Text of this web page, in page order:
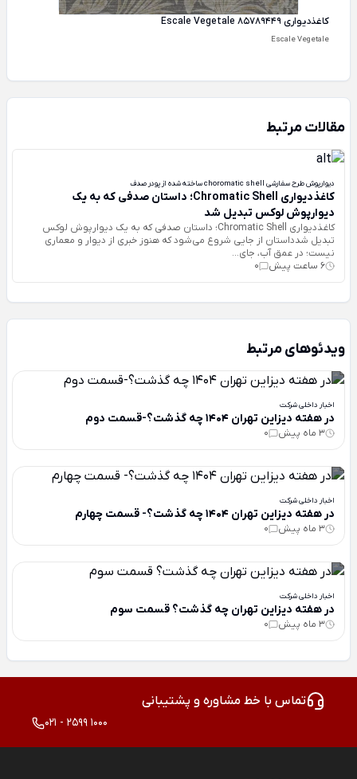
کاغذ‌دیواری Escale Vegetale 85789449
Escale Vegetale
مقالات مرتبط
دیوارپوش طرح سفارشی choromatic shell ساخته شده از پودر صدف
کاغذدیواری Chromatic Shell؛ داستان صدفی که به یک
دیوارپوش لوکس تبدیل شد
کاغذدیواری Chromatic Shell؛ داستان صدفی که به یک دیوارپوش لوکس
تبدیل شدداستان از جایی شروع می‌شود که هنوز خبری از دیوار و معماری
نیست؛ در عمق آب، جای...
6 ساعت پیش
0
ویدئوهای مرتبط
اخبار داخلی شرکت
در هفته دیزاین تهران 1404 چه گذشت؟-قسمت دوم
3 ماه پیش 0
اخبار داخلی شرکت
در هفته دیزاین تهران 1404 چه گذشت؟- قسمت چهارم
3 ماه پیش 0
اخبار داخلی شرکت
در هفته دیزاین تهران چه گذشت؟ قسمت سوم
3 ماه پیش 0
تماس با خط مشاوره و پشتیبانی
021 - 2599 1000